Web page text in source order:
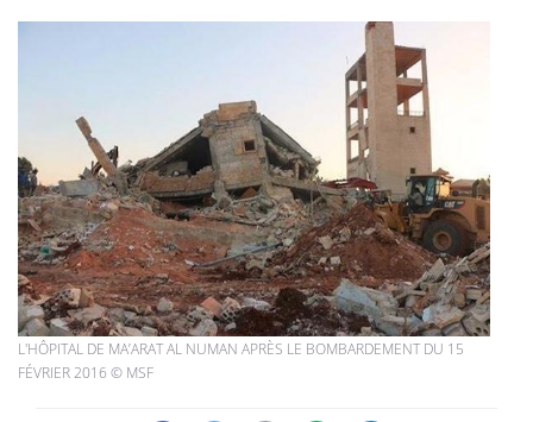
L'HÔPITAL DE MA’ARAT AL NUMAN APRÈS LE BOMBARDEMENT DU 15
FÉVRIER 2016 © MSF